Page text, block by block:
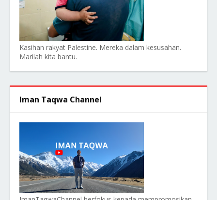
Kasihan rakyat Palestine. Mereka dalam kesusahan.
Marilah kita bantu.
Iman Taqwa Channel